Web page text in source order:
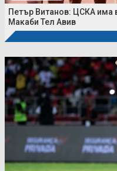
Петър Витанов: ЦСКА има
Макаби Тел Авив